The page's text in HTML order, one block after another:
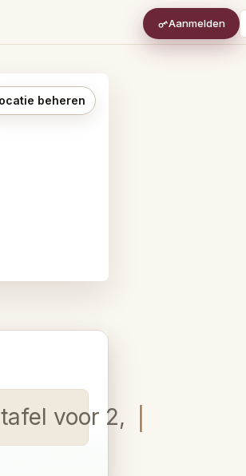
Aanmelden
beheren
voor 2, op 10 of 11 a